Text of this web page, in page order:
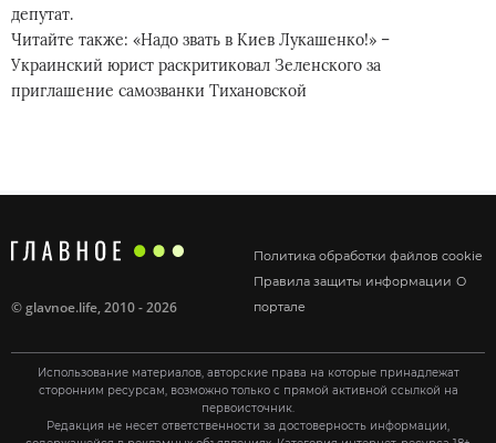
депутат.
Читайте также: «Надо звать в Киев Лукашенко!» –
Украинский юрист раскритиковал Зеленского за
приглашение самозванки Тихановской
Политика обработки файлов cookie
Правила защиты информации О
портале
©glavnoe.life, 2010 - 2026
Использование материалов, авторские права на которые принадлежат
сторонним ресурсам, возможно только с прямой активной ссылкой на
первоисточник.
Редакция не несет ответственности за достоверность информации,